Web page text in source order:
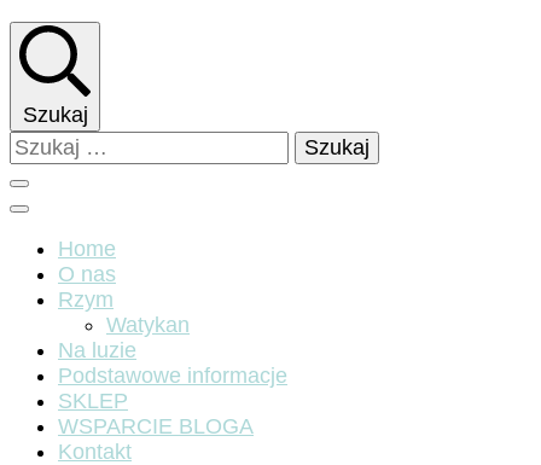
Szukaj
Szukaj:
Home
O nas
Rzym
Watykan
Na luzie
Podstawowe informacje
SKLEP
WSPARCIE BLOGA
Kontakt